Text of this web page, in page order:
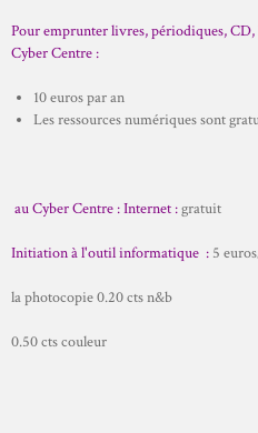
Pour emprunter livres, périodiques,
Cyber Centre :
10 euros par an
Les ressources numériques sont
au Cyber Centre :Internet :gratuit
Initiation à l'outil informatique : 5
la photocopie 0.20 cts n&b
0.50 cts couleur